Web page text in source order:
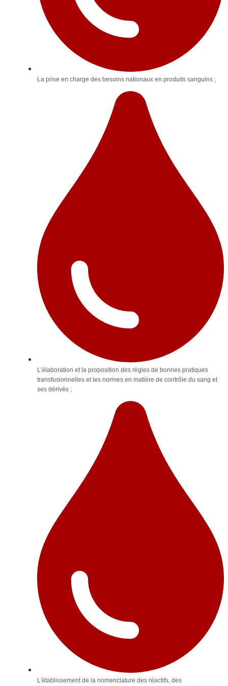
La prise en charge des besoins nationaux en produits sanguins ;
L’élaboration et la proposition des règles de bonnes pratiques
transfusionnelles et les normes en matière de contrôle du sang et
ses dérivés ;
L'établissement de la nomenclature des réactifs, des